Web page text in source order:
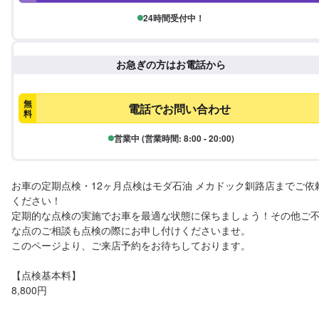
24時間受付中！
お急ぎの方はお電話から
無
料 電話でお問い合わせ
営業中 (営業時間: 8:00 - 20:00)
お車の定期点検・12ヶ月点検はモダ石油 メカドック釧路店までご依
ください！
定期的な点検の実施でお車を最適な状態に保ちましょう！その他ご
な点のご相談も点検の際にお申し付けくださいませ。
このページより、ご来店予約をお待ちしております。
【点検基本料】
8,800円